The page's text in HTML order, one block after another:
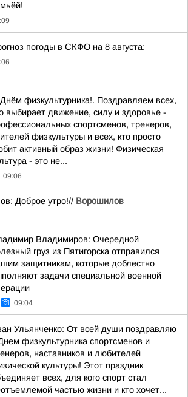
погоды в СКФО на 8 августа:
физкультурника!. Поздравляем всех,
выбирает движение, силу и здоровье -
спортсменов, тренеров,
физкультуры и всех, кто просто
активный образ жизни! Физическая
- это не...
09:06
Доброе утро!// Ворошилов
Владимиров: Очередной
груз из Пятигорска отправился
защитникам, которые доблестно
задачи специальной военной
09:04
Ульянченко: От всей души поздравляю
физкультурника спортсменов и
наставников и любителей
культуры! Этот праздник
всех, для кого спорт стал
частью жизни и кто хочет...